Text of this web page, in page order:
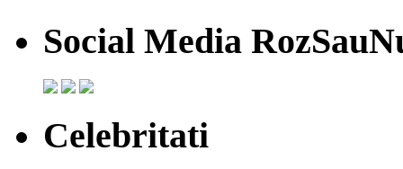
Social Media
Celebritati